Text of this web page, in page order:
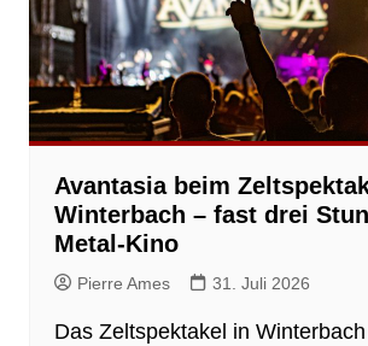
Avantasia beim
Winterbach – fast drei
Metal-Kino
Pierre Ames 31. Juli 2026
Das Zeltspektakel in